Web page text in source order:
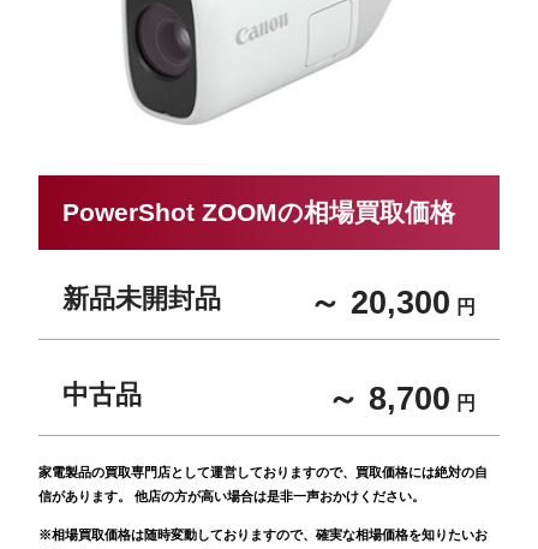
PowerShot ZOOMの相場買取価格
新品未開封品 ～ 20,300 円
中古品 ～ 8,700 円
家電製品の買取専門店として運営しておりますので、買取価格には絶対の自
信があります。 他店の方が高い場合は是非一声おかけください。
※相場買取価格は随時変動しておりますので、確実な相場価格を知りたいお